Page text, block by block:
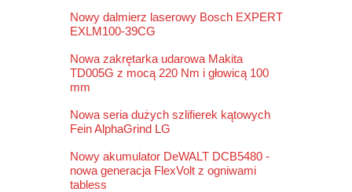
Nowy dalmierz laserowy Bosch EXPERT
EXLM100-39CG
Nowa zakrętarka udarowa Makita
TD005G z mocą 220 Nm i głowicą 100
mm
Nowa seria dużych szlifierek kątowych
Fein AlphaGrind LG
Nowy akumulator DeWALT DCB5480 -
nowa generacja FlexVolt z ogniwami
tabless